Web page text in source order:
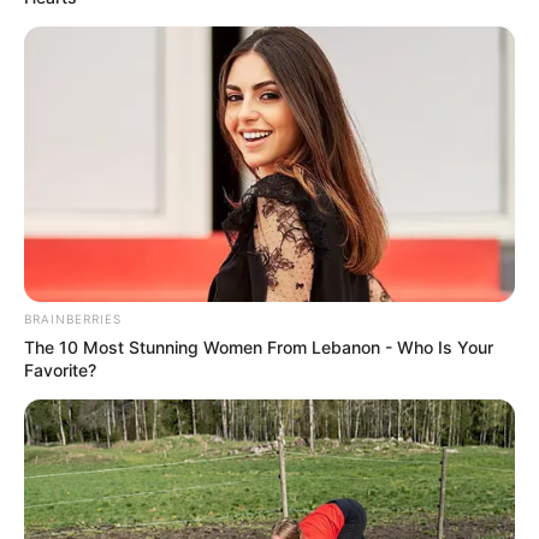
Τα λόγια του δεν ήταν αόριστα. Δεν ήταν θεωρητικά. Ο
Νόμος περί Εξέγερσης, ένα συνταγματικό εργαλείο
έσχατης ανάγκης, επιτρέπει στον πρόεδρο να αναπτύξει
στρατιωτική δύναμη σε έδαφος των ΗΠΑ για να
καταστείλει μια εξέγερση. Και ο Τραμπ το έχει
καταστήσει σαφές – είναι έτοιμος.
«Νομίζω ότι ήταν ο Μπους, ο Μπους ο
πρεσβύτερος, το χρησιμοποίησε νομίζω 28
φορές», δήλωσε ο Τραμπ στους δημοσιογράφους
την Παρασκευή.
«Είναι πολύ ισχυρό… Αν το χρειαζόμουν, θα το
χρησιμοποιούσα».
Τα σχόλια του Τραμπ έρχονται καθώς η πίεση αυξάνεται
BRAINBERRIES
The 10 Most Stunning Women From Lebanon - Who Is Your
Favorite?